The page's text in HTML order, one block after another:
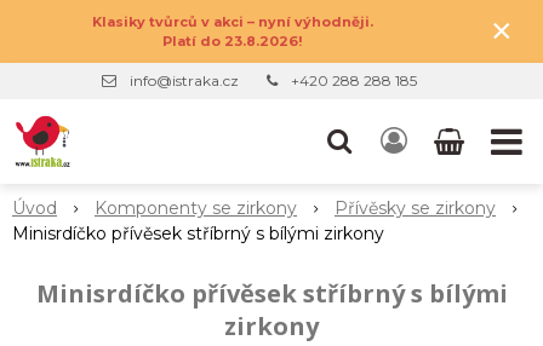
Klasiky tvůrců v akci – nyní výhodněji.
Platí do 23.8.2026!
×
info@istraka.cz +420 288 288 185
Úvod Komponenty se zirkony
Přívěsky se zirkony
Minisrdíčko přívěsek stříbrný s bílými zirkony
Minisrdíčko přívěsek stříbrný s bílými
zirkony